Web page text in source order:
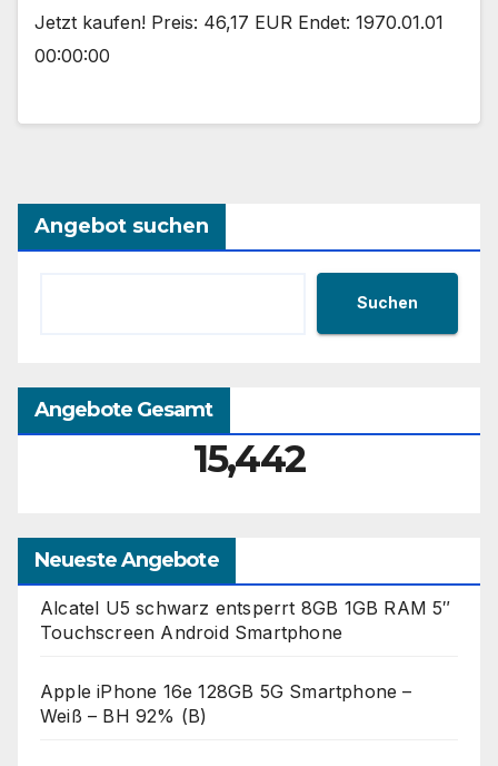
Jetzt kaufen! Preis: 46,17 EUR Endet: 1970.01.01
00:00:00
Angebot suchen
Suchen
Angebote Gesamt
15,442
Neueste Angebote
Alcatel U5 schwarz entsperrt 8GB 1GB RAM 5″
Touchscreen Android Smartphone
Apple iPhone 16e 128GB 5G Smartphone –
Weiß – BH 92% (B)